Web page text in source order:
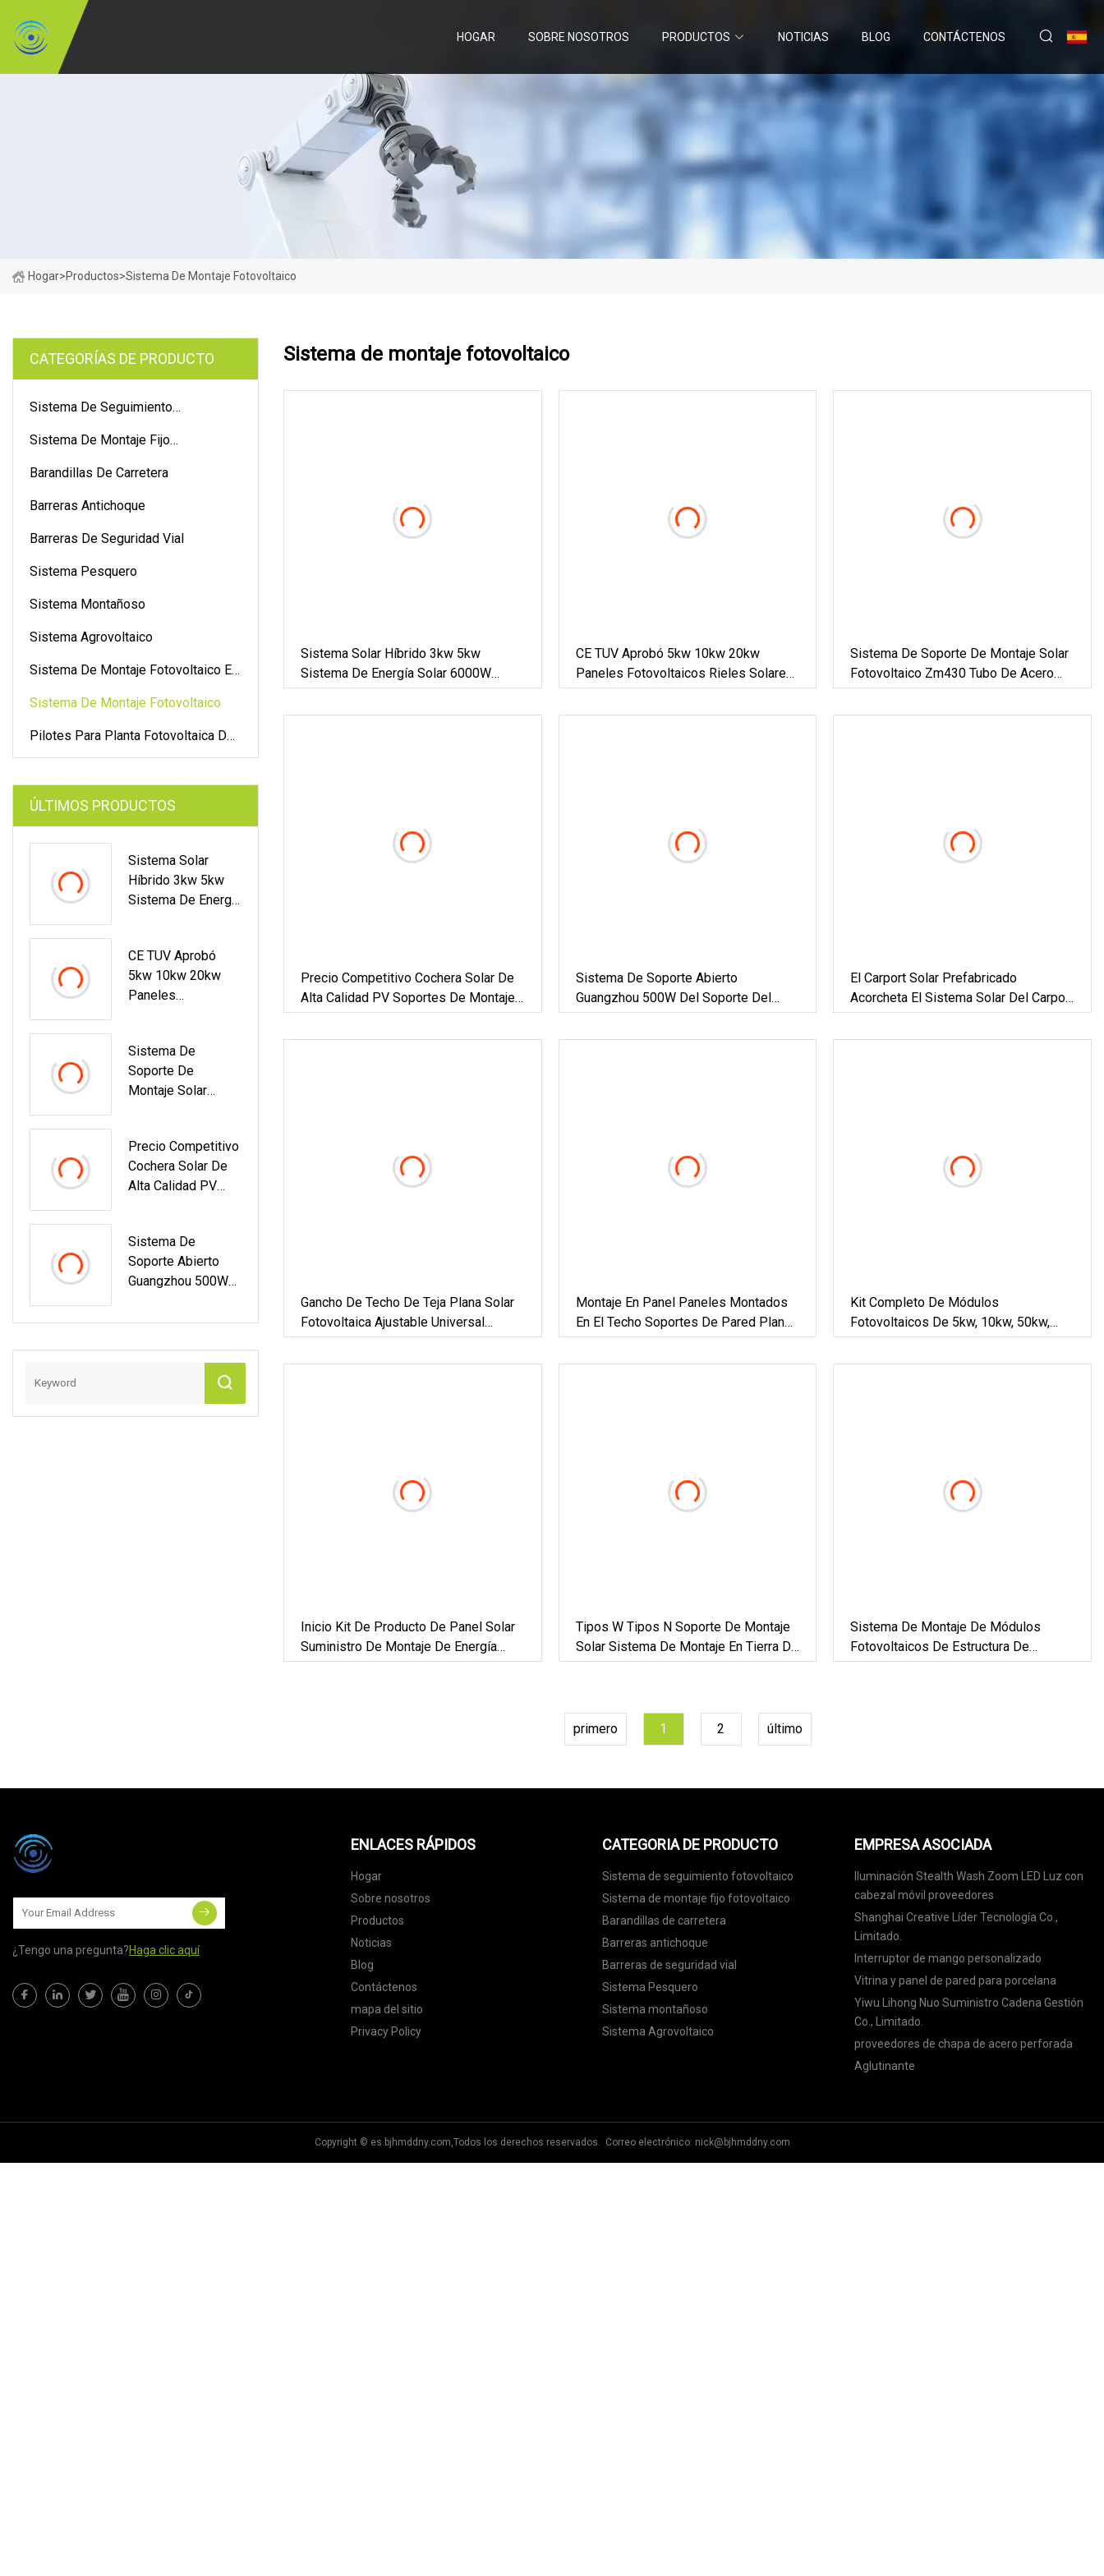
HOGAR SOBRE NOSOTROS PRODUCTOS NOTICIAS BLOG CONTÁCTENOS
Hogar>Productos>Sistema De Montaje Fotovoltaico
CATEGORÍAS DE PRODUCTO
Sistema De Seguimiento
Sistema De Montaje Fijo
Barandillas De Carretera
Barreras Antichoque
Barreras De Seguridad Vial
Sistema Pesquero
Sistema Montañoso
Sistema Agrovoltaico
Sistema De Montaje Fotovoltaico En
Sistema De Montaje Fotovoltaico
Pilotes Para Planta Fotovoltaica De
Suelo
ÚLTIMOS PRODUCTOS
Sistema Solar
Híbrido 3kw 5kw
Sistema De Energía
Montaje En El
Hogar Sistemas De
Energía De Energía
Electricidad
CE TUV Aprobó
5kw 10kw 20kw
Paneles
Inclinada Techos
Planos Sistema De
Montaje Solar Para
Sistema De
Soporte De
Montaje Solar
Acero Zn-Al-Mg
Precio Competitivo
Cochera Solar De
Alta Calidad PV
Sistema De Energía
Solar Sistema De
Cochera
Sistema De
Soporte Abierto
Guangzhou 500W
Estante Del
Picovoltio Del
Suelo N Del Panel
Sistema de montaje fotovoltaico
Sistema Solar Híbrido 3kw 5kw
Sistema De Energía Solar 6000W
Panel Solar Fotovoltaico Montaje En El
Hogar Sistemas De Energía De
CE TUV Aprobó 5kw 10kw 20kw
Paneles Fotovoltaicos Rieles Solares
Teja Inclinada Techos Planos Sistema
De Montaje Solar Para Sistema
Sistema De Soporte De Montaje Solar
Fotovoltaico Zm430 Tubo De Acero
Zn-Al-Mg
Precio Competitivo Cochera Solar De
Alta Calidad PV Soportes De Montaje
Tipo Sistema De Energía Solar
Sistema De Cochera
Sistema De Soporte Abierto
Guangzhou 500W Del Soporte Del
Estante Del Montaje Del Picovoltio Del
Suelo N Del Panel Solar
El Carport Solar Prefabricado
Acorcheta El Sistema Solar Del Carport
De La Estructura De Montaje En Tierra
Del Picovoltio
Gancho De Techo De Teja Plana Solar
Fotovoltaica Ajustable Universal
Sistema De Techo De Montaje De
Panel Solar Fotovoltaico
Montaje En Panel Paneles Montados
En El Techo Soportes De Pared Planos
Rieles De Aluminio Sistemas Con
Balasto Fotovoltaico Ventilador De
Kit Completo De Módulos
Fotovoltaicos De 5kw, 10kw, 50kw,
100kw, Soporte De Montaje Del
Inversor Growatt, Batería De Litio Para
Inicio Kit De Producto De Panel Solar
Suministro De Montaje De Energía
Fotovoltaica Fuera De La Red Inversor
Tipos W Tipos N Soporte De Montaje
Solar Sistema De Montaje En Tierra De
Energía Solar Fotovoltaica
Sistema De Montaje De Módulos
Fotovoltaicos De Estructura De
Soportes De Paneles Solares
primero 1 2 último
¿Tengo una pregunta?Haga clic aquí
ENLACES RÁPIDOS
Hogar
Sobre nosotros
Productos
Noticias
Blog
Contáctenos
mapa del sitio
Privacy Policy
CATEGORIA DE PRODUCTO
Sistema de seguimiento fotovoltaico
Sistema de montaje fijo fotovoltaico
Barandillas de carretera
Barreras antichoque
Barreras de seguridad vial
Sistema Pesquero
Sistema montañoso
Sistema Agrovoltaico
EMPRESA ASOCIADA
Iluminación Stealth Wash Zoom LED Luz con
cabezal móvil proveedores
Shanghai Creative Líder Tecnología Co.,
Limitado.
Interruptor de mango personalizado
Vitrina y panel de pared para porcelana
Yiwu Lihong Nuo Suministro Cadena Gestión
Co., Limitado.
proveedores de chapa de acero perforada
Aglutinante
Copyright © es.bjhmddny.com,Todos los derechos reservados. Correo electrónico: nick@bjhmddny.com